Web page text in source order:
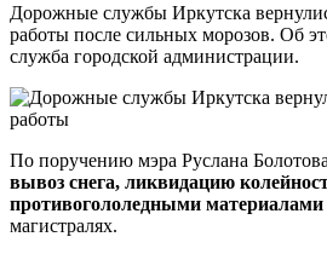
Дорожные службы Иркутска
работы после сильных морозов. Об
служба городской администрации.
По поручению мэра Руслана
вывоз снега, ликвидацию
противогололедными материалами
магистралях.